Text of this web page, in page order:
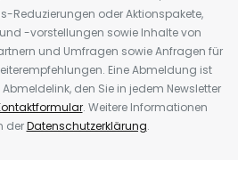
Reduzierungen oder Aktionspakete,
-vorstellungen sowie Inhalte von
und Umfragen sowie Anfragen für
Eine Abmeldung ist
den Sie in jedem Newsletter
. Weitere Informationen
derDatenschutzerklärung.